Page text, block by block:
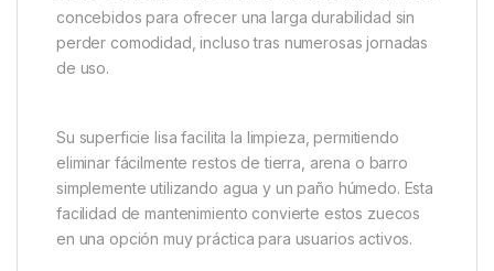
polvo, el barro y las pequeñas manchas que pueden
aparecer durante el uso en exteriores, manteniendo
un aspecto limpio durante más tiempo.
Materiales duraderos para una
larga vida útil
LosFox Khaki Clogsestán fabricados con
materiales resistentes que soportan perfectamente